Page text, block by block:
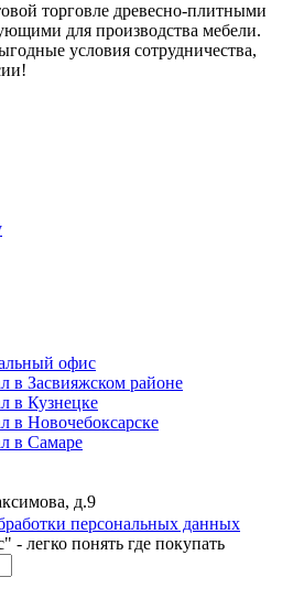
торговле древесно-плитными
для производства мебели.
условия сотрудничества,
офис
в Засвияжском районе
в Кузнецке
в Новочебоксарске
в Самаре
д.9
персональных данных
легко понять где покупать